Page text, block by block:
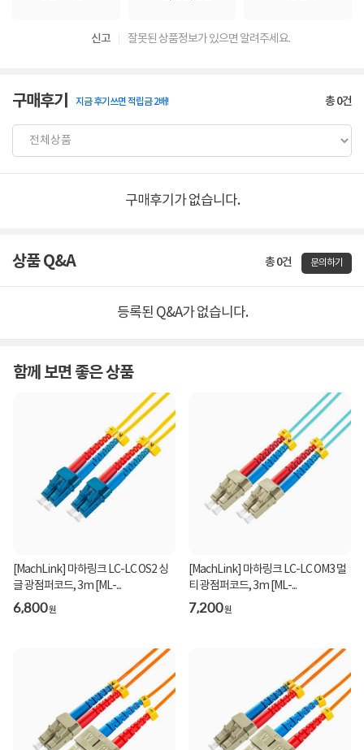
신고 잘못된 상품정보가 있으면 알려주세요.
구매후기 지금 후기쓰면 적립금 2배! 총0건
구매후기가 없습니다.
상품 Q&A 총 0건 문의하기
등록된 Q&A가 없습니다.
함께 보면 좋은 상품
[MachLink] 마하링크 LC-LC OS2 싱
글 광점퍼코드, 3m [ML-...
6,800원
[MachLink] 마하링크 LC-LC OM3 멀
티 광점퍼코드, 3m [ML-...
7,200원